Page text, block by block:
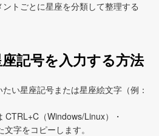
トごとに星座を分類して整理する
記号を入力する方法
い星座記号または星座絵文字（例：
CTRL+C（Windows/Linux）・
字をコピーします。